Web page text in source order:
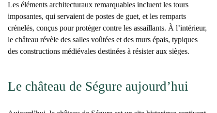
Les éléments architecturaux remarquables incluent les tours
imposantes, qui servaient de postes de guet, et les remparts
crénelés, conçus pour protéger contre les assaillants. À l’intérieur,
le château révèle des salles voûtées et des murs épais, typiques
des constructions médiévales destinées à résister aux sièges.
Le château de Ségure aujourd’hui